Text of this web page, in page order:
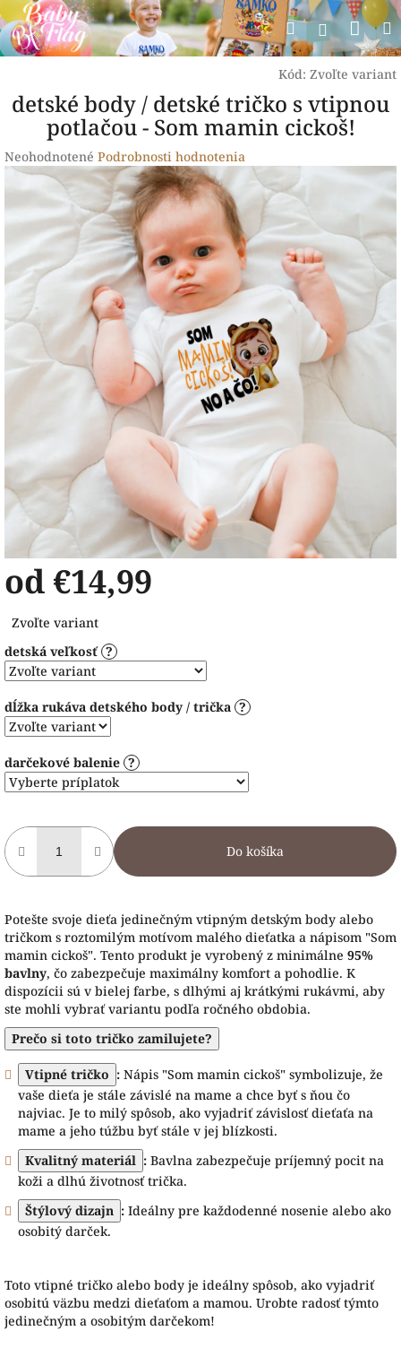
Prejsť
na
obsah
Hľadať
Kód: Zvoľte variant
detské body / detské tričko s vtipnou
potlačou - Som mamin cickoš!
Priemerné
hodnotenie
produktu
je
0,0
5
hviezdičiek.
Neohodnotené Podrobnosti hodnotenia
od €14,99
cena:
Zvoľte variant
detská veľkosť ?
dĺžka rukáva detského body / trička ?
darčekové balenie ?
Do košíka
Potešte svoje dieťa jedinečným vtipným detským body alebo
tričkom s roztomilým motívom malého dieťatka a nápisom "Som
mamin cickoš". Tento produkt je vyrobený z minimálne 95%
bavlny, čo zabezpečuje maximálny komfort a pohodlie. K
dispozícii sú v bielej farbe, s dlhými aj krátkými rukávmi, aby
ste mohli vybrať variantu podľa ročného obdobia.
Prečo si toto tričko zamilujete?
Vtipné tričko : Nápis "Som mamin cickoš" symbolizuje, že
vaše dieťa je stále závislé na mame a chce byť s ňou čo
najviac. Je to milý spôsob, ako vyjadriť závislosť dieťaťa na
mame a jeho túžbu byť stále v jej blízkosti.
Kvalitný materiál : Bavlna zabezpečuje príjemný pocit na
koži a dlhú životnosť trička.
Štýlový dizajn : Ideálny pre každodenné nosenie alebo ako
osobitý darček.
Toto vtipné tričko alebo body je ideálny spôsob, ako vyjadriť
osobitú väzbu medzi dieťaťom a mamou. Urobte radosť týmto
jedinečným a osobitým darčekom!